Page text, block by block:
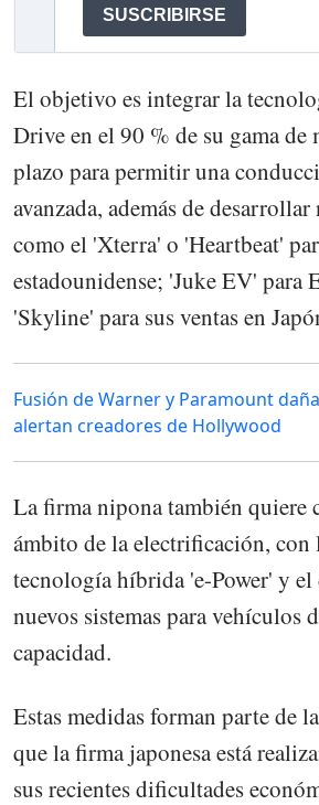
El objetivo es integrar la
Drive en el 90 % de su gama de
plazo para permitir una
avanzada, además de
como el 'Xterra' o 'Heartbeat'
estadounidense; 'Juke EV' para
'Skyline' para sus ventas en
Fusión de Warner y Paramount
alertan creadores de Hollywood
La firma nipona también quiere
ámbito de la electrificación, con
tecnología híbrida 'e-Power' y
nuevos sistemas para vehículos
capacidad.
Estas medidas forman parte de
que la firma japonesa está
sus recientes dificultades